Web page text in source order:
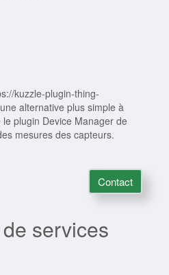
kuzzle-plugin-thing-
alternative plus simple à
plugin Device Manager de
mesures des capteurs.
Contact
services